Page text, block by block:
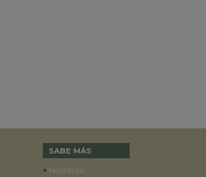
SABE MÁS
• Nosotros